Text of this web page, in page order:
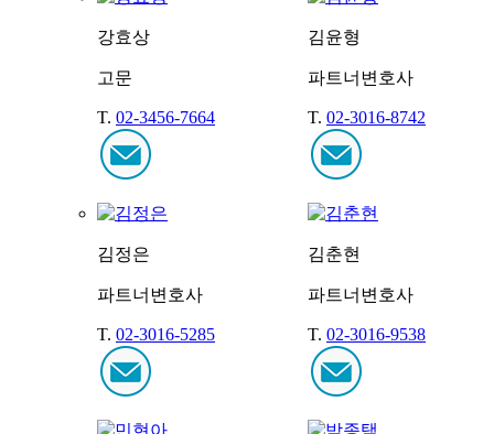
강효상
고문
T. 02-3456-7664
김윤형
파트너변호사
T. 02-3016-8742
김정은
파트너변호사
T. 02-3016-5285
김춘현
파트너변호사
T. 02-3016-9538